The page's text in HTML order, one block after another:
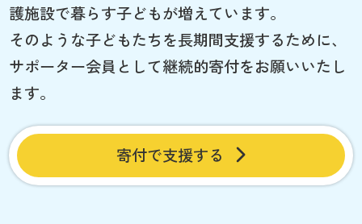
護施設で暮らす子どもが増えています。
そのような子どもたちを長期間支援するために、
サポーター会員として継続的寄付をお願いいたし
ます。
寄付で支援する